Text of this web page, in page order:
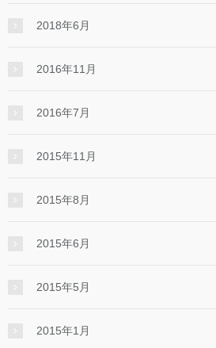
2018年6月
2016年11月
2016年7月
2015年11月
2015年8月
2015年6月
2015年5月
2015年1月